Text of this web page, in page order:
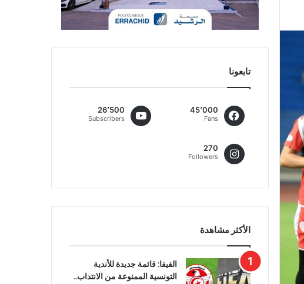
تابعونا
45٬000
Fans
26٬500
Subscribers
270
Followers
الأكثر مشاهدة
الفيفا: قائمة جديدة للأندية
التونسية الممنوعة من الانتداب..